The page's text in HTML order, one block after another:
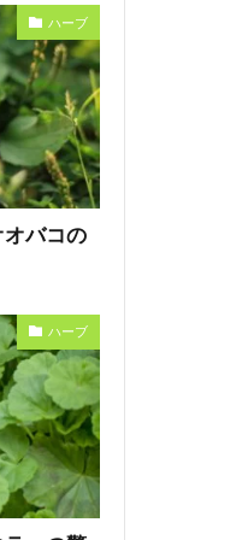
ハーブ
バコの
ハーブ